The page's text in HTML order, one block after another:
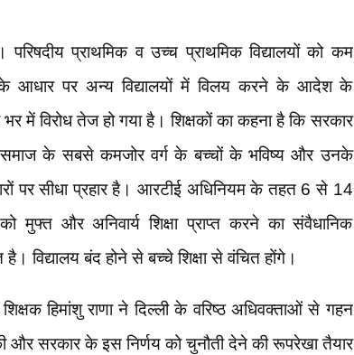
परिषदीय प्राथमिक व उच्च प्राथमिक विद्यालयों को कम
आधार पर अन्य विद्यालयों में विलय करने के आदेश के
में विरोध तेज हो गया है। शिक्षकों का कहना है कि सरकार
के सबसे कमजोर वर्ग के बच्चों के भविष्य और उनके
पर सीधा प्रहार है। आरटीई अधिनियम के तहत 6 से 14
मुफ्त और अनिवार्य शिक्षा प्राप्त करने का संवैधानिक
है। विद्यालय बंद होने से बच्चे शिक्षा से वंचित होंगे।
हिमांशु राणा ने दिल्ली के वरिष्ठ अधिवक्ताओं से गहन
और सरकार के इस निर्णय को चुनौती देने की रूपरेखा तैयार